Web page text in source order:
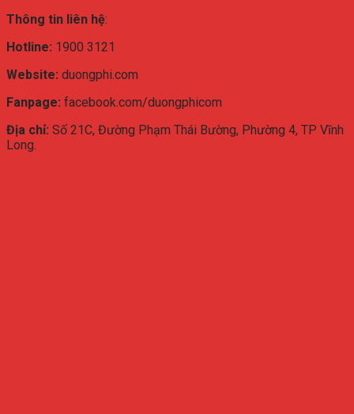
Thông tin liên hệ:
Hotline: 1900 3121
Website: duongphi.com
Fanpage: facebook.com/duongphicom
Địa chỉ: Số 21C, Đường Phạm Thái Bường, Phường 4, TP Vĩnh
Long.